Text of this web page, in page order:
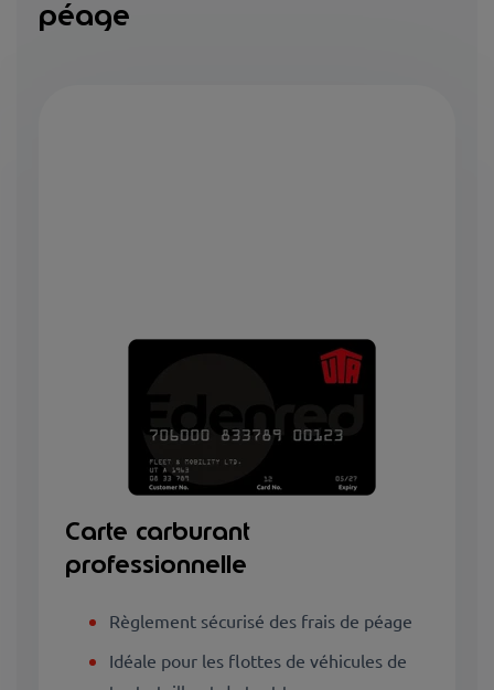
péage
Carte carburant
professionnelle
Règlement sécurisé des frais de péage
Idéale pour les flottes de véhicules de